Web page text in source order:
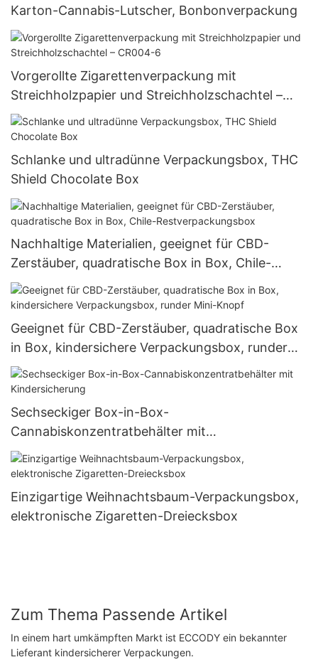
Karton-Cannabis-Lutscher, Bonbonverpackung
Vorgerollte Zigarettenverpackung mit
Streichholzpapier und Streichholzschachtel –
CR004-6
Schlanke und ultradünne Verpackungsbox, THC
Shield Chocolate Box
Nachhaltige Materialien, geeignet für CBD-
Zerstäuber, quadratische Box in Box, Chile-
Restverpackungsbox
Geeignet für CBD-Zerstäuber, quadratische Box
in Box, kindersichere Verpackungsbox, runder
Mini-Knopf
Sechseckiger Box-in-Box-
Cannabiskonzentratbehälter mit
Kindersicherung
Einzigartige Weihnachtsbaum-Verpackungsbox,
elektronische Zigaretten-Dreiecksbox
Zum Thema Passende Artikel
In einem hart umkämpften Markt ist ECCODY ein bekannter
Lieferant kindersicherer Verpackungen.